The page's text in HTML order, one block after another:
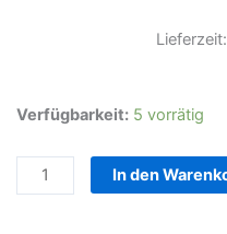
Verfügbarkeit: 5 vorrätig
Trout
Hooks
In den